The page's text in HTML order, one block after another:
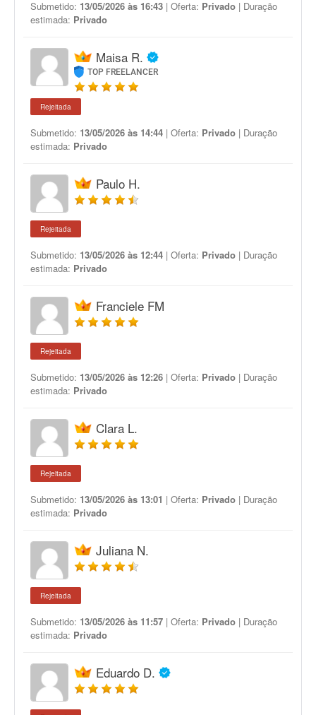
Submetido: 13/05/2026 às 16:43 | Oferta: Privado | Duração
estimada: Privado
Maisa R.
TOP FREELANCER
Rejeitada
Submetido: 13/05/2026 às 14:44 | Oferta: Privado | Duração
estimada: Privado
Paulo H.
Rejeitada
Submetido: 13/05/2026 às 12:44 | Oferta: Privado | Duração
estimada: Privado
Franciele FM
Rejeitada
Submetido: 13/05/2026 às 12:26 | Oferta: Privado | Duração
estimada: Privado
Clara L.
Rejeitada
Submetido: 13/05/2026 às 13:01 | Oferta: Privado | Duração
estimada: Privado
Juliana N.
Rejeitada
Submetido: 13/05/2026 às 11:57 | Oferta: Privado | Duração
estimada: Privado
Eduardo D.